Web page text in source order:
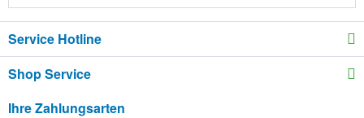
Service Hotline
Shop Service
Ihre Zahlungsarten